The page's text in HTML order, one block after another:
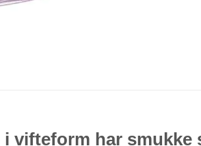
vifteform har smukke